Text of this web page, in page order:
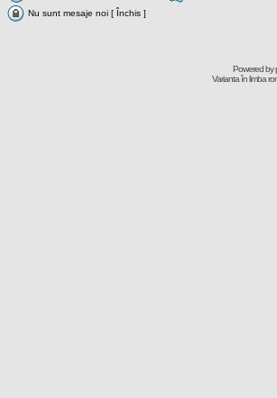
Nu sunt mesaje noi [ Închis ]
Powered by
Varianta în limba